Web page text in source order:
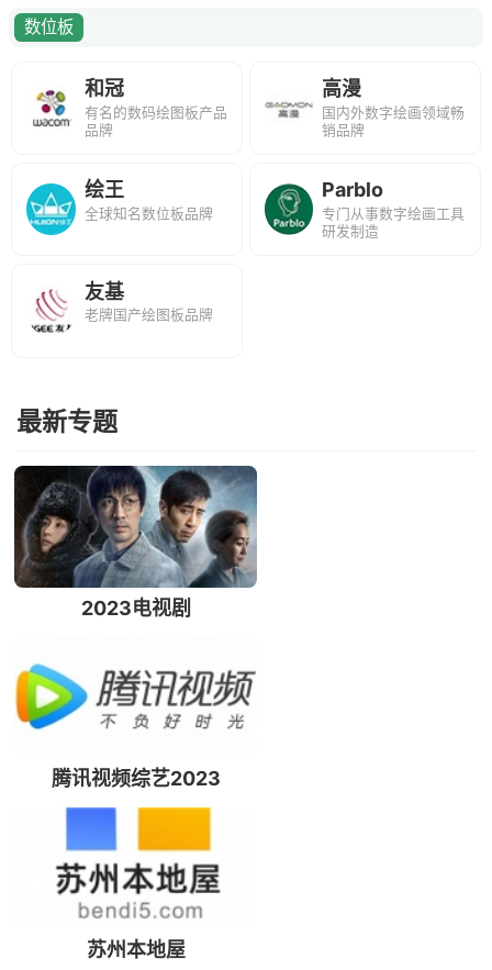
数位板
和冠
有名的数码绘图板产品
品牌
高漫
国内外数字绘画领域畅
销品牌
绘王
全球知名数位板品牌
Parblo
专门从事数字绘画工具
研发制造
友基
老牌国产绘图板品牌
最新专题
2023电视剧
腾讯视频综艺2023
苏州本地屋